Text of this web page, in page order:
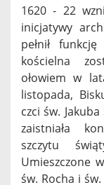
1620 - 22
inicjatywy
pełnił
kościelna
ołowiem w
listopada,
czci św.
zaistniała
szczytu
Umieszczone
św. Rocha i